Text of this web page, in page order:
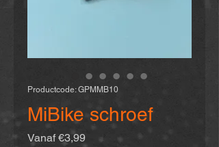
Productcode: GPMMB10
MiBike schroef
Vanaf€3,99Verkoopprijs